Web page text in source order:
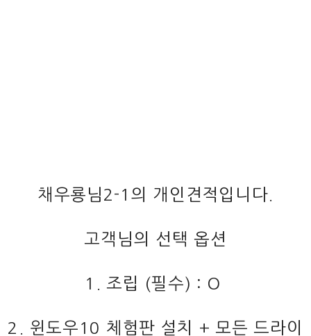
채우룡님2-1의 개인견적입니다.
고객님의 선택 옵션
1. 조립 (필수) : O
2. 윈도우10 체험판 설치 + 모든 드라이